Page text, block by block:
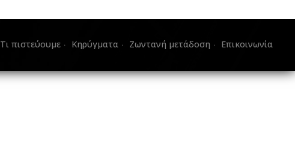
Τι πιστεύουμε Κηρύγματα Ζωντανή μετάδοση Επικοινωνία